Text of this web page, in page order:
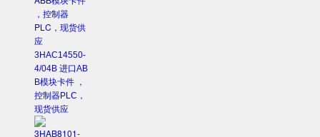
3HAC14550-
4/04B 进口AB
B模块卡件 ，
控制器PLC，
现货供应